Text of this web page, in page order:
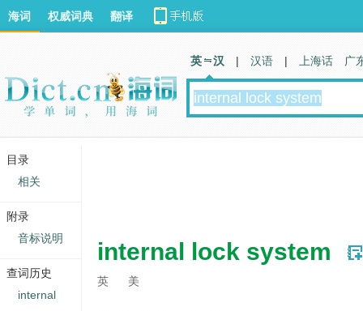
internal lock system
英 美
海词 权威词典 翻译
英 汉 | 汉语 | 上海话 广
目录
相关
附录
音标说明
查词历史
internal